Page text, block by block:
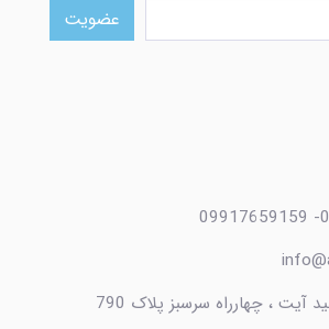
عضویت
آیت ، چهارراه سرسبز پلاک 790